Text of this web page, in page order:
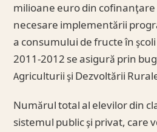
milioane euro din
necesare implementării
a consumului de fructe în
2011-2012 se asigură prin
Agriculturii şi Dezvoltării
Numărul total al elevilor din
sistemul public şi privat, care